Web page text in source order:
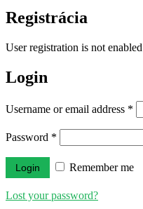
Registrácia
User registration is not enabled
Login
Username or email address *
Password *
Remember me
Lost your password?